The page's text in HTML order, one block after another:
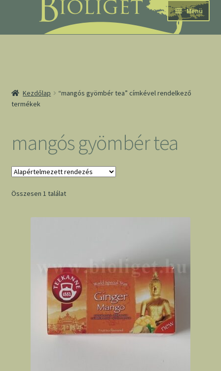
navigációhoz
tartalomba
Menü
Kezdőlap
“mangós gyömbér tea” címkével rendelkező
termékek
mangós gyömbér tea
Összesen 1 találat